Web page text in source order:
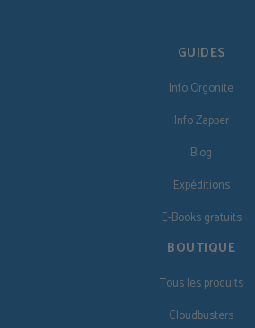
GUIDES
Info Orgonite
Info Zapper
Blog
Expéditions
E-Books gratuits
BOUTIQUE
Tous les produits
Cloudbusters